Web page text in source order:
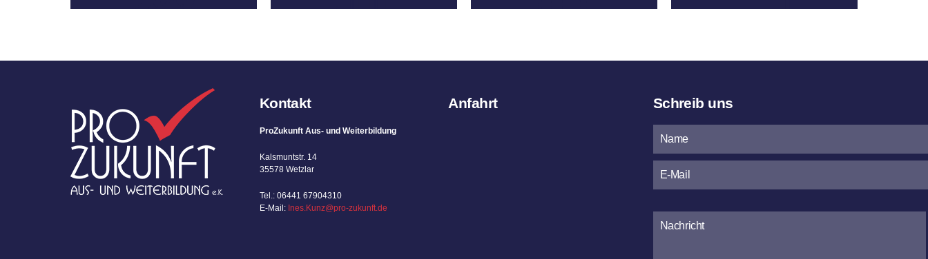
Kontakt
ProZukunft Aus- und Weiterbildung
Kalsmuntstr. 14
35578 Wetzlar
Tel.: 06441 67904310
E-Mail: Ines.Kunz@pro-zukunft.de
Anfahrt Schreib uns
dieses